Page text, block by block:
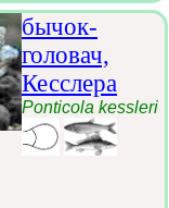
бычок-
головач,
Кесслера
Ponticola kessleri